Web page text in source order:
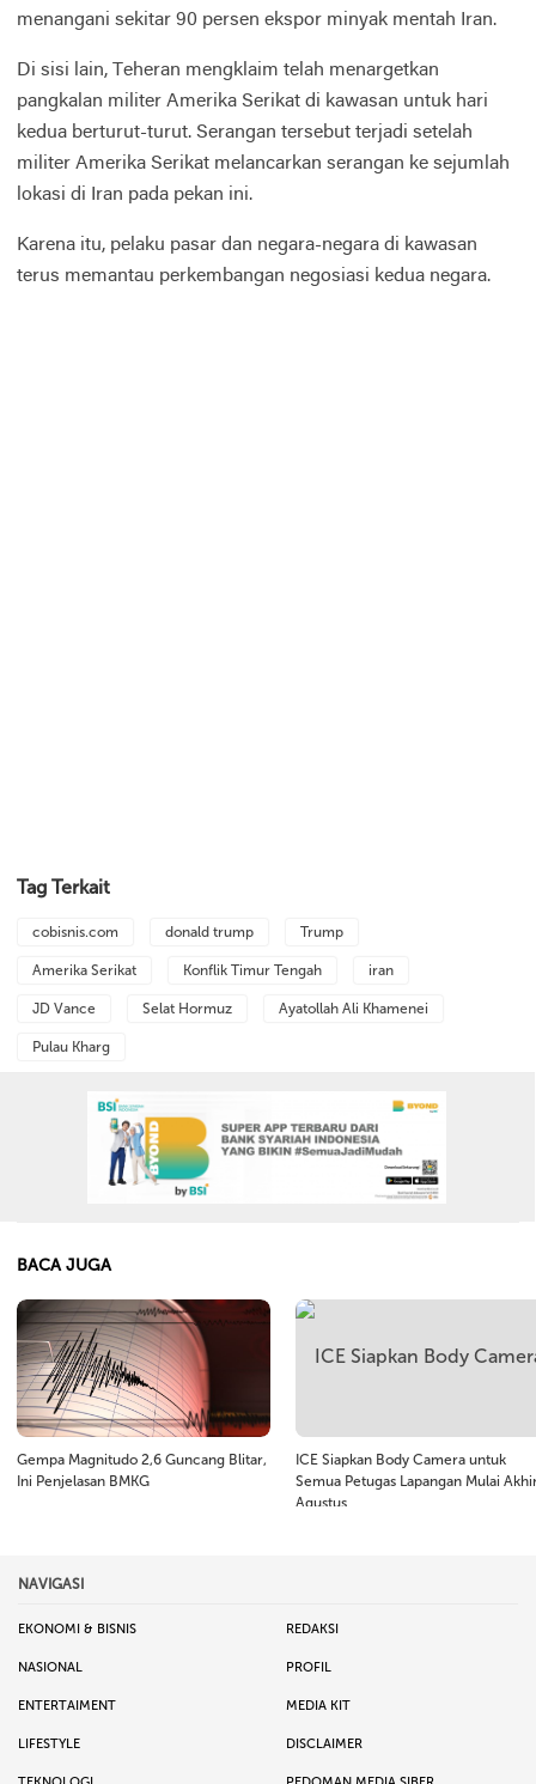
menangani sekitar 90 persen ekspor minyak mentah Iran.
Di sisi lain, Teheran mengklaim telah menargetkan
pangkalan militer Amerika Serikat di kawasan untuk hari
kedua berturut-turut. Serangan tersebut terjadi setelah
militer Amerika Serikat melancarkan serangan ke sejumlah
lokasi di Iran pada pekan ini.
Karena itu, pelaku pasar dan negara-negara di kawasan
terus memantau perkembangan negosiasi kedua negara.
Tag Terkait
cobisnis.com donald trump Trump
Amerika Serikat Konflik Timur Tengah iran
JD Vance Selat Hormuz Ayatollah Ali Khamenei
Pulau Kharg
BACA JUGA
Gempa Magnitudo 2,6 Guncang Blitar,
Ini Penjelasan BMKG
ICE Siapkan Body Camera untuk
Semua Petugas Lapangan Mulai
Agustus
NAVIGASI
EKONOMI & BISNIS REDAKSI
NASIONAL PROFIL
ENTERTAIMENT MEDIA KIT
LIFESTYLE DISCLAIMER